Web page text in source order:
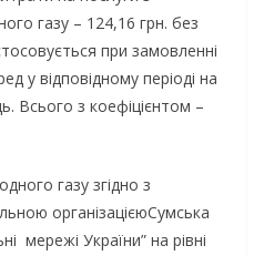
газу – 124,16 грн. без
при замовленні
у відповідному періоді на
Всього з коефіцієнтом –
газу згідно з
організацієюСумська
мережі України” на рівні